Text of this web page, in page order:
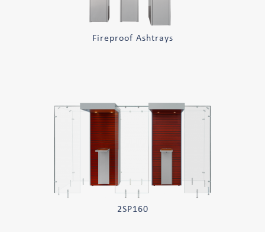
Fireproof Ashtrays
2SP160